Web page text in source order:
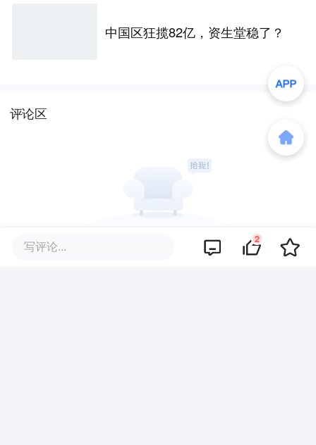
中国区狂揽82亿，资生堂稳了？
评论区
写评论... 2